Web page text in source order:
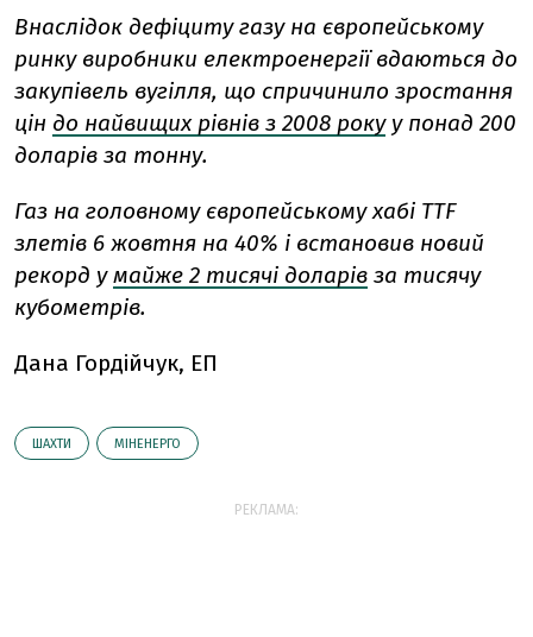
Внаслідок дефіциту газу на європейському
ринку виробники електроенергії вдаються до
закупівель вугілля, що спричинило зростання
цін до найвищих рівнів з 2008 рокуу понад 200
доларів за тонну.
Газ на головному європейському хабі TTF
злетів 6 жовтня на 40% і встановив новий
рекорд умайже 2 тисячі доларів за тисячу
кубометрів.
Дана Гордійчук, ЕП
ШАХТИ МІНЕНЕРГО
РЕКЛАМА: